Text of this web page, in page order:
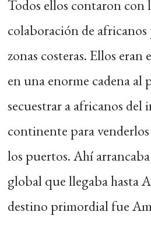
Todos ellos contaron con
colaboración de africanos
zonas costeras. Ellos
en una enorme cadena al
secuestrar a africanos del
continente para
los puertos. Ahí
global que llegaba hasta
destino primordial fue